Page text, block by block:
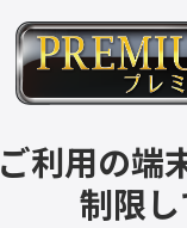
ご利用の端
制限し